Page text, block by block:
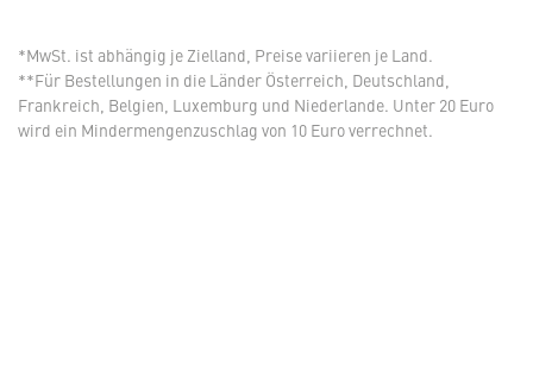
*MwSt. ist abhängig je Zielland, Preise variieren je Land.
**Für Bestellungen in die Länder Österreich, Deutschland,
Frankreich, Belgien, Luxemburg und Niederlande. Unter 20 Euro
wird ein Mindermengenzuschlag von 10 Euro verrechnet.